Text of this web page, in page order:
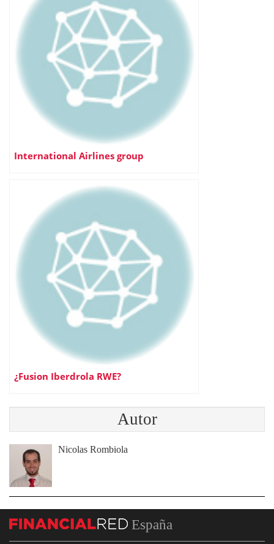
International Airlines group
¿Fusion Iberdrola RWE?
Autor
Nicolas Rombiola
España